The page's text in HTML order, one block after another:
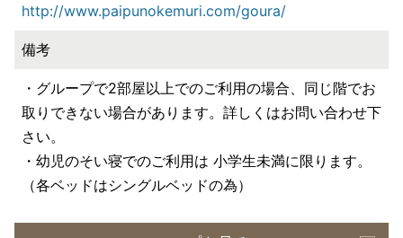
http://www.paipunokemuri.com/goura/
備考
・グループで2部屋以上でのご利用の場合、同じ階でお
取りできない場合があります。詳しくはお問い合わせ下
さい。
・幼児のそい寝でのご利用は 小学生未満に限ります。
（各ベッドはシングルベッドの為）